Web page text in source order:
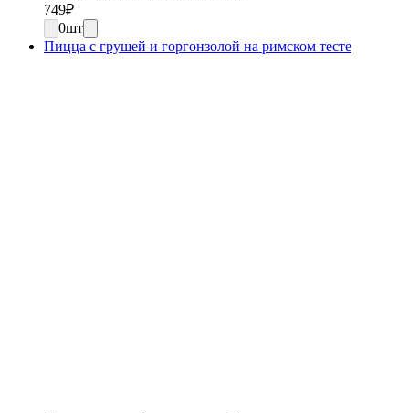
749₽
0шт
Пицца с грушей и горгонзолой на римском тесте